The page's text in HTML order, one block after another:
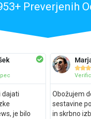
Preverjenih
dajati
je bilo

Obožujem
sestavine
in skrbno